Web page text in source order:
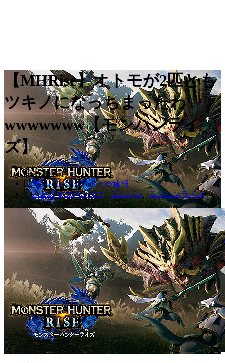
【MHRise】オトモが2匹とも
ツキノになっちまったわ
wwwwwww【モンハンライ
ズ】
2021.06.19
モンハンライズまとめ速報
モンスターハンター, モンハン,モンハンライズ